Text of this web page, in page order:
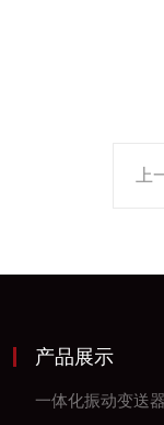
上
产品展示
一体化振动变送